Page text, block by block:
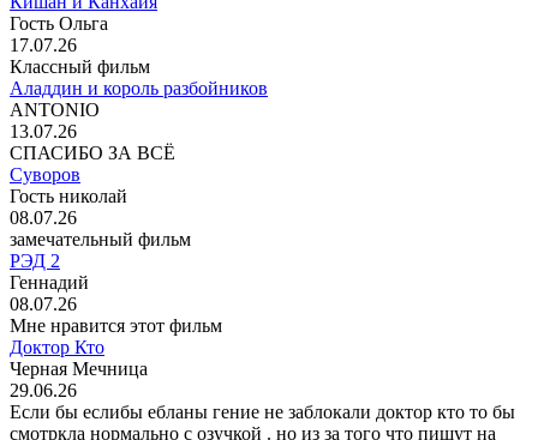
Гость Ольга
17.07.26
Классный фильм
Аладдин и король разбойников
ANTONIO
13.07.26
СПАСИБО ЗА ВСЁ
Суворов
Гость николай
08.07.26
замечательный фильм
РЭД 2
Геннадий
08.07.26
Мне нравится этот фильм
Доктор Кто
Черная Мечница
29.06.26
Если бы еслибы ебланы гение не заблокали доктор кто то бы
смотркла нормально с озучкой . но из за того что пишут на